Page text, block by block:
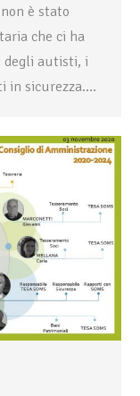
è stato
che ci ha
degli autisti, i
in sicurezza.…